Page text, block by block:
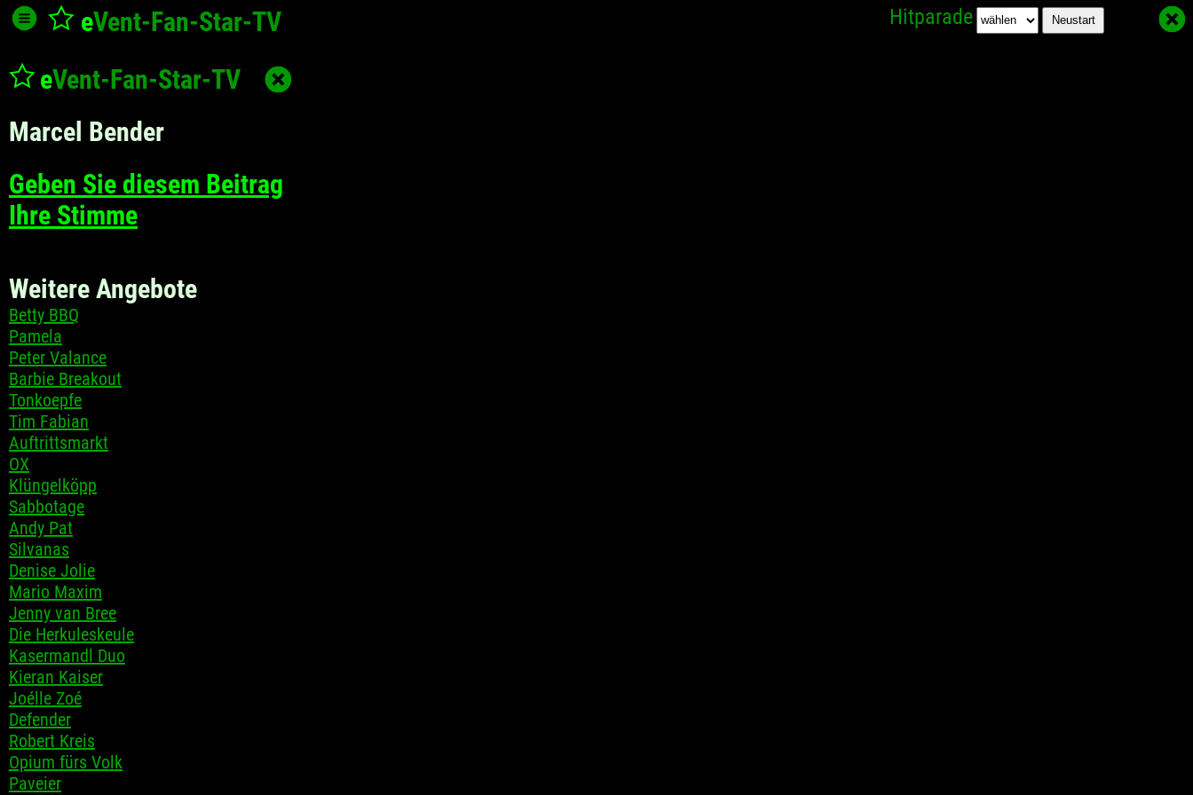
eVent-Fan-Star-TV Hitparade
eVent-Fan-Star-TV
Marcel Bender
Geben Sie diesem Beitrag
Ihre Stimme
Weitere Angebote
Betty BBQ
Pamela
Peter Valance
Barbie Breakout
Tonkoepfe
Tim Fabian
Auftrittsmarkt
OX
Klüngelköpp
Sabbotage
Andy Pat
Silvanas
Denise Jolie
Mario Maxim
Jenny van Bree
Die Herkuleskeule
Kasermandl Duo
Kieran Kaiser
Joélle Zoé
Defender
Robert Kreis
Opium fürs Volk
Paveier